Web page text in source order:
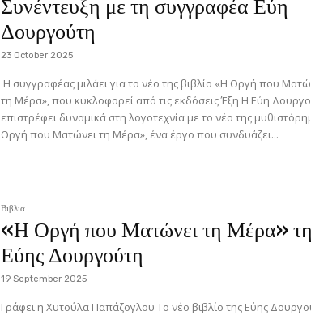
Συνέντευξη με τη συγγραφέα Εύη
Δουργούτη
23 October 2025
Η συγγραφέας μιλάει για το νέο της βιβλίο «Η Οργή που
τη Μέρα», που κυκλοφορεί από τις εκδόσεις Έξη Η Εύη Δουργούτη
επιστρέφει δυναμικά στη λογοτεχνία με το νέο της
Οργή που Ματώνει τη Μέρα», ένα έργο που συνδυάζει...
Βιβλια
«Η Οργή που Ματώνει τη Μέρα»
Εύης Δουργούτη
19 September 2025
Γράφει η Χυτούλα Παπάζογλου Το νέο βιβλίο της Εύης Δουργούτη,